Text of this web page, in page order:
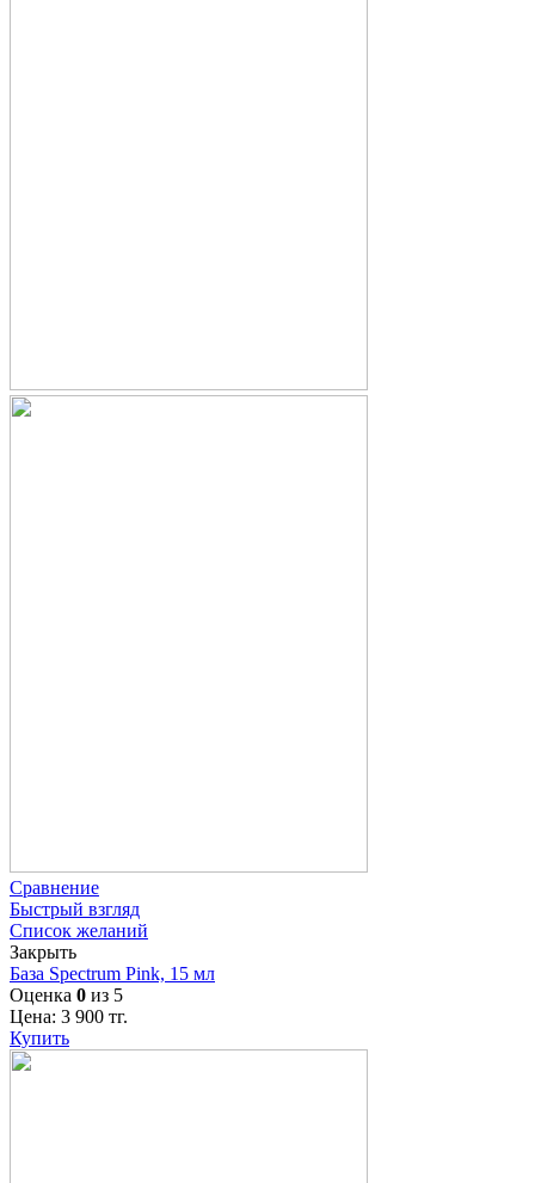
Сравнение
Быстрый взгляд
Список желаний
Закрыть
База Spectrum Pink, 15 мл
Оценка 0 из 5
Цена: 3 900 тг.
Купить